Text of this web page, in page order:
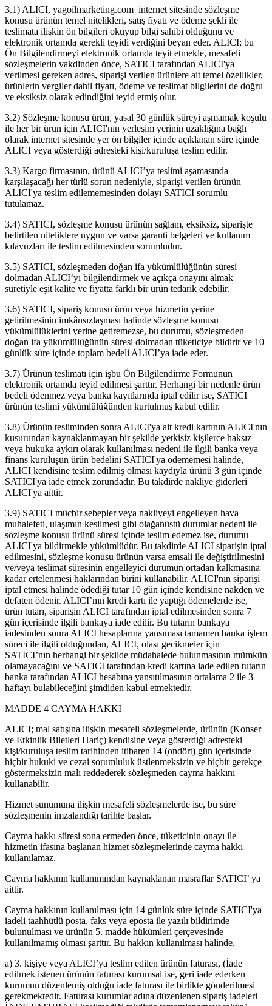
3.1) ALICI, yagoilmarketing.com internet sitesinde sözleşme
konusu ürünün temel nitelikleri, satış fiyatı ve ödeme şekli ile
teslimata ilişkin ön bilgileri okuyup bilgi sahibi olduğunu ve
elektronik ortamda gerekli teyidi verdiğini beyan eder. ALICI; bu
Ön Bilgilendirmeyi elektronik ortamda teyit etmekle, mesafeli
sözleşmelerin vakdinden önce, SATICI tarafından ALICI'ya
verilmesi gereken adres, siparişi verilen ürünlere ait temel özellikler,
ürünlerin vergiler dahil fiyatı, ödeme ve teslimat bilgilerini de doğru
ve eksiksiz olarak edindiğini teyid etmiş olur.
3.2) Sözleşme konusu ürün, yasal 30 günlük süreyi aşmamak koşulu
ile her bir ürün için ALICI'nın yerleşim yerinin uzaklığına bağlı
olarak internet sitesinde yer ön bilgiler içinde açıklanan süre içinde
ALICI veya gösterdiği adresteki kişi/kuruluşa teslim edilir.
3.3) Kargo firmasının, ürünü ALICI’ya teslimi aşamasında
karşılaşacağı her türlü sorun nedeniyle, siparişi verilen ürünün
ALICI'ya teslim edilememesinden dolayı SATICI sorumlu
tutulamaz.
3.4) SATICI, sözleşme konusu ürünün sağlam, eksiksiz, siparişte
belirtilen niteliklere uygun ve varsa garanti belgeleri ve kullanım
kılavuzları ile teslim edilmesinden sorumludur.
3.5) SATICI, sözleşmeden doğan ifa yükümlülüğünün süresi
dolmadan ALICI’yı bilgilendirmek ve açıkça onayını almak
suretiyle eşit kalite ve fiyatta farklı bir ürün tedarik edebilir.
3.6) SATICI, sipariş konusu ürün veya hizmetin yerine
getirilmesinin imkânsızlaşması halinde sözleşme konusu
yükümlülüklerini yerine getiremezse, bu durumu, sözleşmeden
doğan ifa yükümlülüğünün süresi dolmadan tüketiciye bildirir ve 10
günlük süre içinde toplam bedeli ALICI’ya iade eder.
3.7) Ürünün teslimatı için işbu Ön Bilgilendirme Formunun
elektronik ortamda teyid edilmesi şarttır. Herhangi bir nedenle ürün
bedeli ödenmez veya banka kayıtlarında iptal edilir ise, SATICI
ürünün teslimi yükümlülüğünden kurtulmuş kabul edilir.
3.8) Ürünün tesliminden sonra ALICI'ya ait kredi kartının ALICI'nın
kusurundan kaynaklanmayan bir şekilde yetkisiz kişilerce haksız
veya hukuka aykırı olarak kullanılması nedeni ile ilgili banka veya
finans kuruluşun ürün bedelini SATICI'ya ödememesi halinde,
ALICI kendisine teslim edilmiş olması kaydıyla ürünü 3 gün içinde
SATICI'ya iade etmek zorundadır. Bu takdirde nakliye giderleri
ALICI'ya aittir.
3.9) SATICI mücbir sebepler veya nakliyeyi engelleyen hava
muhalefeti, ulaşımın kesilmesi gibi olağanüstü durumlar nedeni ile
sözleşme konusu ürünü süresi içinde teslim edemez ise, durumu
ALICI'ya bildirmekle yükümlüdür. Bu takdirde ALICI siparişin iptal
edilmesini, sözleşme konusu ürünün varsa emsali ile değiştirilmesini
ve/veya teslimat süresinin engelleyici durumun ortadan kalkmasına
kadar ertelenmesi haklarından birini kullanabilir. ALICI'nın siparişi
iptal etmesi halinde ödediği tutar 10 gün içinde kendisine nakden ve
defaten ödenir. ALICI’nın kredi kartı ile yaptığı ödemelerde ise,
ürün tutarı, siparişin ALICI tarafından iptal edilmesinden sonra 7
gün içerisinde ilgili bankaya iade edilir. Bu tutarın bankaya
iadesinden sonra ALICI hesaplarına yansıması tamamen banka işlem
süreci ile ilgili olduğundan, ALICI, olası gecikmeler için
SATICI’nın herhangi bir şekilde müdahalede bulunmasının mümkün
olamayacağını ve SATICI tarafından kredi kartına iade edilen tutarın
banka tarafından ALICI hesabına yansıtılmasının ortalama 2 ile 3
haftayı bulabileceğini şimdiden kabul etmektedir.
MADDE 4 CAYMA HAKKI
ALICI; mal satışına ilişkin mesafeli sözleşmelerde, ürünün (Konser
ve Etkinlik Biletleri Hariç) kendisine veya gösterdiği adresteki
kişi/kuruluşa teslim tarihinden itibaren 14 (ondört) gün içerisinde
hiçbir hukuki ve cezai sorumluluk üstlenmeksizin ve hiçbir gerekçe
göstermeksizin malı reddederek sözleşmeden cayma hakkını
kullanabilir.
Hizmet sunumuna ilişkin mesafeli sözleşmelerde ise, bu süre
sözleşmenin imzalandığı tarihte başlar.
Cayma hakkı süresi sona ermeden önce, tüketicinin onayı ile
hizmetin ifasına başlanan hizmet sözleşmelerinde cayma hakkı
kullanılamaz.
Cayma hakkının kullanımından kaynaklanan masraflar SATICI’ ya
aittir.
Cayma hakkının kullanılması için 14 günlük süre içinde SATICI'ya
iadeli taahhütlü posta, faks veya eposta ile yazılı bildirimde
bulunulması ve ürünün 5. madde hükümleri çerçevesinde
kullanılmamış olması şarttır. Bu hakkın kullanılması halinde,
a) 3. kişiye veya ALICI’ya teslim edilen ürünün faturası, (İade
edilmek istenen ürünün faturası kurumsal ise, geri iade ederken
kurumun düzenlemiş olduğu iade faturası ile birlikte gönderilmesi
gerekmektedir. Faturası kurumlar adına düzenlenen sipariş iadeleri